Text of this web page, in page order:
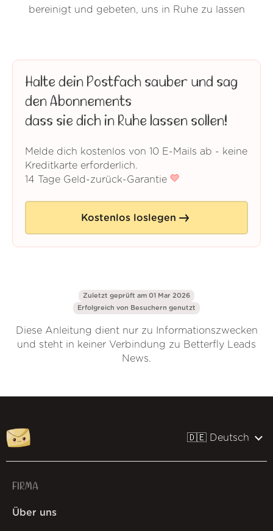
bereinigt und gebeten, uns in Ruhe zu lassen
Halte dein Postfach sauber und sag
den Abonnements
dass sie dich in Ruhe lassen sollen!
Melde dich kostenlos von 10 E-Mails ab - keine
Kreditkarte erforderlich.
14 Tage Geld-zurück-Garantie
Kostenlos loslegen
Zuletzt geprüft am 01 Mar 2026
Erfolgreich von Besuchern genutzt
Diese Anleitung dient nur zu Informationszwecken
und steht in keiner Verbindung zu Betterfly Leads
News.
🇩🇪 Deutsch
FIRMA
Über uns